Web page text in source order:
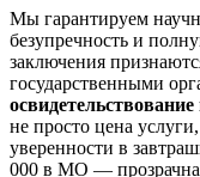
Мы гарантируем
безупречность и
заключения
государственными
освидетельствование
не просто цена
уверенности в
000 в МО —